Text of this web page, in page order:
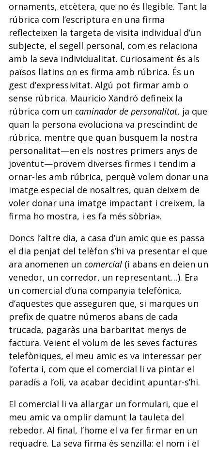
ornaments, etcètera, que no és llegible. Tant la
rúbrica com l’escriptura en una firma
reflecteixen la targeta de visita individual d’un
subjecte, el segell personal, com es relaciona
amb la seva individualitat. Curiosament és als
països llatins on es firma amb rúbrica. És un
gest d’expressivitat. Algú pot firmar amb o
sense rúbrica. Mauricio Xandró defineix la
rúbrica com un caminador de personalitat, ja que
quan la persona evoluciona va prescindint de
rúbrica, mentre que quan busquem la nostra
personalitat—en els nostres primers anys de
joventut—provem diverses firmes i tendim a
ornar-les amb rúbrica, perquè volem donar una
imatge especial de nosaltres, quan deixem de
voler donar una imatge impactant i creixem, la
firma ho mostra, i es fa més sòbria».
Doncs l’altre dia, a casa d’un amic que es passa
el dia penjat del telèfon s’hi va presentar el que
ara anomenen un comercial(i abans en deien un
venedor, un corredor, un representant…). Era
un comercial d’una companyia telefònica,
d’aquestes que asseguren que, si marques un
prefix de quatre números abans de cada
trucada, pagaràs una barbaritat menys de
factura. Veient el volum de les seves factures
telefòniques, el meu amic es va interessar per
l’oferta i, com que el comercial li va pintar el
paradís a l’oli, va acabar decidint apuntar-s’hi.
El comercial li va allargar un formulari, que el
meu amic va omplir damunt la tauleta del
rebedor. Al final, l’home el va fer firmar en un
requadre. La seva firma és senzilla: el nom i el